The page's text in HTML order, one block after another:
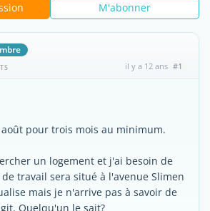
M'abonner
il y a 12 ans #1
août pour trois mois au minimum.
un logement et j'ai besoin de
travail sera situé à l'avenue Slimen
mais je n'arrive pas à savoir de
Quelqu'un le sait?